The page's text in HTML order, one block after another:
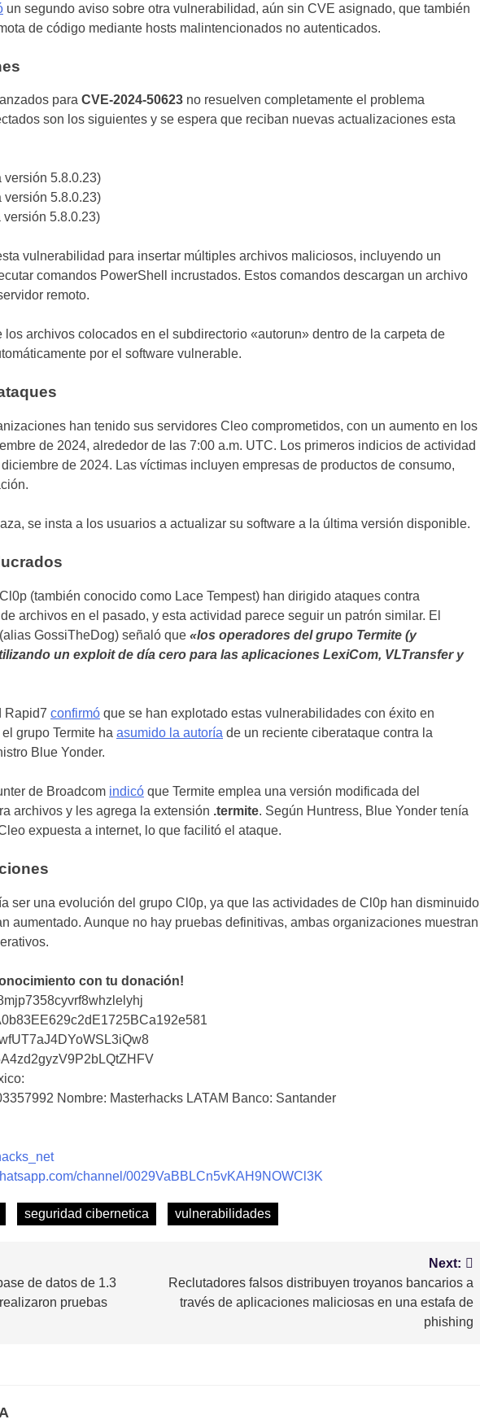
un segundo aviso sobre otra vulnerabilidad, aún sin CVE asignado, que también
de código mediante hosts malintencionados no autenticados.
para CVE-2024-50623 no resuelven completamente el problema
son los siguientes y se espera que reciban nuevas actualizaciones esta
versión 5.8.0.23)
versión 5.8.0.23)
5.8.0.23)
vulnerabilidad para insertar múltiples archivos maliciosos, incluyendo un
comandos PowerShell incrustados. Estos comandos descargan un archivo
remoto.
los archivos colocados en el subdirectorio «autorun» dentro de la carpeta de
por el software vulnerable.
han tenido sus servidores Cleo comprometidos, con un aumento en los
de 2024, alrededor de las 7:00 a.m. UTC. Los primeros indicios de actividad
de 2024. Las víctimas incluyen empresas de productos de consumo,
se insta a los usuarios a actualizar su software a la última versión disponible.
(también conocido como Lace Tempest) han dirigido ataques contra
archivos en el pasado, y esta actividad parece seguir un patrón similar. El
GossiTheDog) señaló que «los operadores del grupo Termite (y
un exploit de día cero para las aplicaciones LexiCom, VLTransfer y
Rapid7 confirmó que se han explotado estas vulnerabilidades con éxito en
grupo Termite ha asumido la autoría de un reciente ciberataque contra la
Blue Yonder.
de Broadcom indicó que Termite emplea una versión modificada del
archivos y les agrega la extensión .termite. Según Huntress, Blue Yonder tenía
expuesta a internet, lo que facilitó el ataque.
ser una evolución del grupo Cl0p, ya que las actividades de Cl0p han disminuido
aumentado. Aunque no hay pruebas definitivas, ambas organizaciones muestran
con tu donación!
Nombre: Masterhacks LATAM Banco: Santander
channel/0029VaBBLCn5vKAH9NOWCl3K
seguridad cibernetica vulnerabilidades
de datos de 1.3
pruebas
Next:
Reclutadores falsos distribuyen troyanos bancarios a
través de aplicaciones maliciosas en una estafa de
phishing